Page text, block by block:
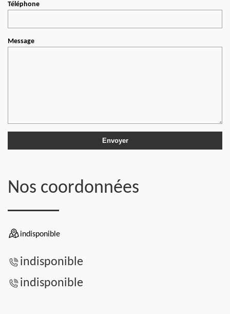
Téléphone
Message
Nos coordonnées
indisponible
indisponible
indisponible